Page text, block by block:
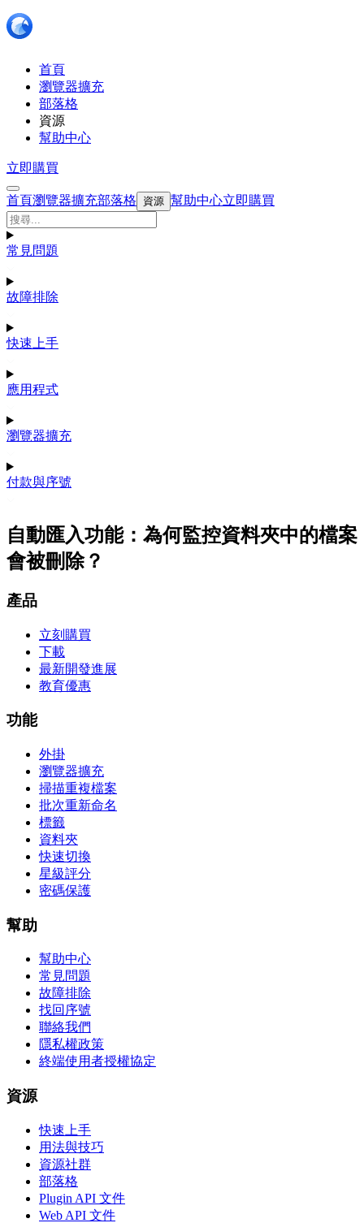
首頁
瀏覽器擴充
部落格
資源
幫助中心
立即購買
首頁瀏覽器擴充部落格 資源 幫助中心立即購買
常見問題
故障排除
快速上手
應用程式
瀏覽器擴充
付款與序號
自動匯入功能：為何監控資料夾中的檔案
會被刪除？
產品
立刻購買
下載
最新開發進展
教育優惠
功能
外掛
瀏覽器擴充
掃描重複檔案
批次重新命名
標籤
資料夾
快速切換
星級評分
密碼保護
幫助
幫助中心
常見問題
故障排除
找回序號
聯絡我們
隱私權政策
終端使用者授權協定
資源
快速上手
用法與技巧
資源社群
部落格
Plugin API 文件
Web API 文件